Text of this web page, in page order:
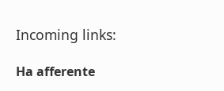
Incoming links:
Ha afferente